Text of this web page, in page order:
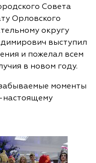
Совета
Орловского
округу
выступил
и пожелал всем
в новом году.
моменты
настоящему